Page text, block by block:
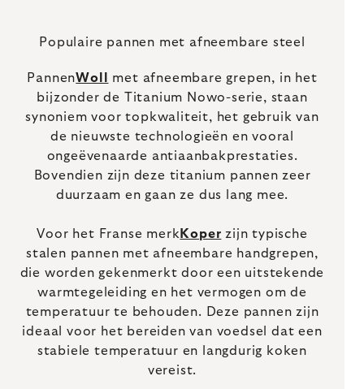
Populaire pannen met afneembare steel
PannenWoll
met afneembare grepen, in het
bijzonder de Titanium Nowo-serie, staan
synoniem voor topkwaliteit, het gebruik van
de nieuwste technologieën en vooral
ongeëvenaarde antiaanbakprestaties.
Bovendien zijn deze titanium pannen zeer
duurzaam en gaan ze dus lang mee.
Voor het Franse merk Koper zijn typische
stalen pannen met afneembare handgrepen,
die worden gekenmerkt door een uitstekende
warmtegeleiding en het vermogen om de
temperatuur te behouden. Deze pannen zijn
ideaal voor het bereiden van voedsel dat een
stabiele temperatuur en langdurig koken
vereist.